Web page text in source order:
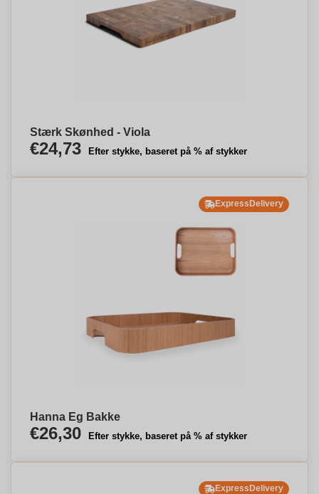
Stærk Skønhed - Viola
€24,73 Efter stykke, baseret på % af stykker
ExpressDelivery
Hanna Eg Bakke
€26,30 Efter stykke, baseret på % af stykker
ExpressDelivery